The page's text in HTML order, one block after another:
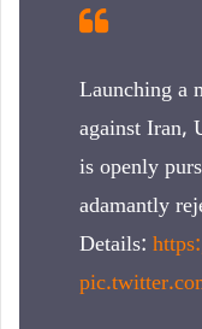
Launching a
against Iran,
is openly
adamantly
Details: